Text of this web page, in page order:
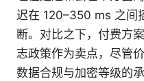
迟在 120–350 ms 之间
断。对比之下，付费方
志政策作为卖点，尽管
数据合规与加密等级的